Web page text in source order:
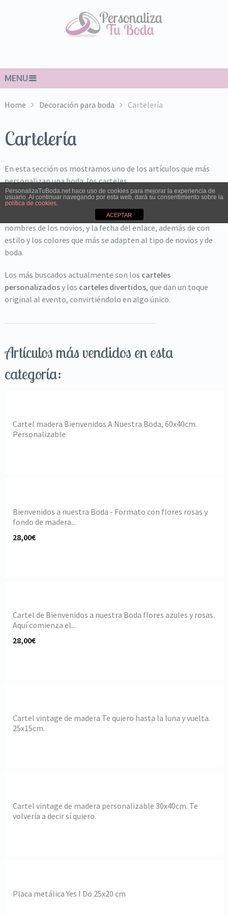
MENU
Home Decoración para boda Cartelería
Cartelería
En esta sección os mostramos uno de los artículos que más
personalizan una boda: los carteles.
Los carteles pueden ser colocados en cada uno de los rincones
del lugar donde se celebra la boda, personalizándolo con los
nombres de los novios, y la fecha del enlace, además de con
estilo y los colores que más se adapten al tipo de novios y de
boda.
Los más buscados actualmente son los carteles
personalizadosy los carteles divertidos, que dan un toque
original al evento, convirtiéndolo en algo único.
Artículos más vendidos en esta
categoría:
Cartel madera Bienvenidos A Nuestra Boda, 60x40cm.
Personalizable
Bienvenidos a nuestra Boda - Formato con flores rosas y
fondo de madera...
28,00€
Cartel de Bienvenidos a nuestra Boda flores azules y rosas.
Aquí comienza el...
28,00€
Cartel vintage de madera Te quiero hasta la luna y vuelta.
25x15cm.
Cartel vintage de madera personalizable 30x40cm. Te
volvería a decir sí quiero.
Placa metálica Yes I Do 25x20 cm
PersonalizaTuBoda.net hace uso de cookies para mejorar la experiencia de
usuario. Al continuar navegando por esta web, dará su consentimiento sobre la
política de cookies.
ACEPTAR